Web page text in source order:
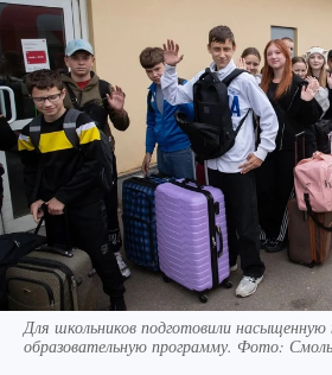
Для школьников подготовили насыщенную
образовательную программу. Фото: